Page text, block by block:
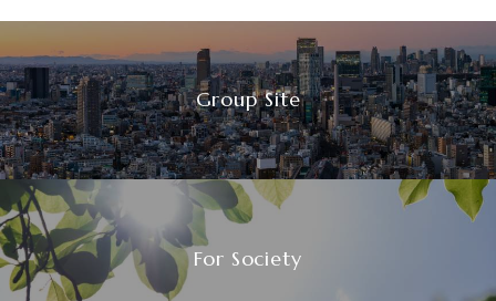
Group Site
For Society